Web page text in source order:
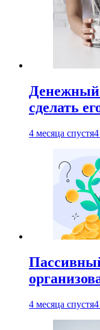
Денежный
сделать
4 месяца спустя
4 месяца спустя